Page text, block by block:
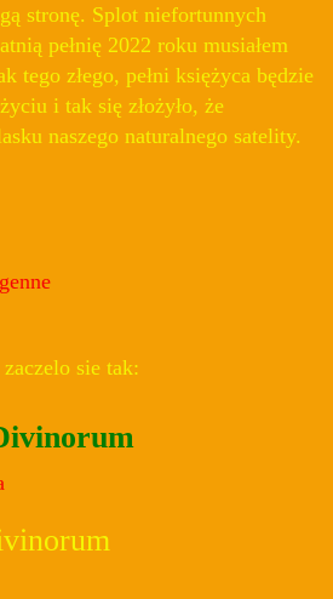
stronę. Splot niefortunnych
pełnię 2022 roku musiałem
tego złego, pełni księżyca będzie
i tak się złożyło, że
naszego naturalnego satelity.
sie tak: